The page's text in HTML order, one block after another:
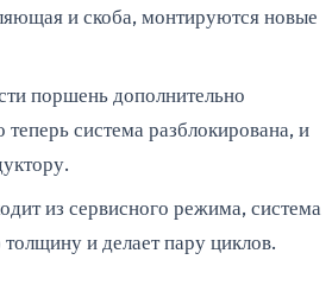
и скоба, монтируются новые
поршень дополнительно
теперь система разблокирована, и
из сервисного режима, система
и делает пару циклов.